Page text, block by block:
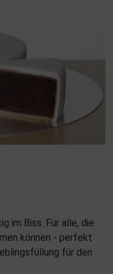
im Biss. Für alle, die
können - perfekt
für den